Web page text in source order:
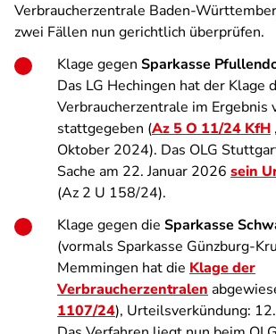
Verbraucherzentrale Baden-
zwei Fällen nun gerichtlich überprüfen.
Klage gegen Sparkasse
Das LG Hechingen hat der Klage
Verbraucherzentrale im Ergebnis
stattgegeben (Az 5 O 11/24 KfH
Oktober 2024). Das OLG
Sache am 22. Januar 2026 sein
(Az 2 U 158/24).
Klage gegen die Sparkasse
(vormals Sparkasse Günzburg-
Memmingen hat die Klage der
Verbraucherzentralen
1107/24), Urteilsverkündung: